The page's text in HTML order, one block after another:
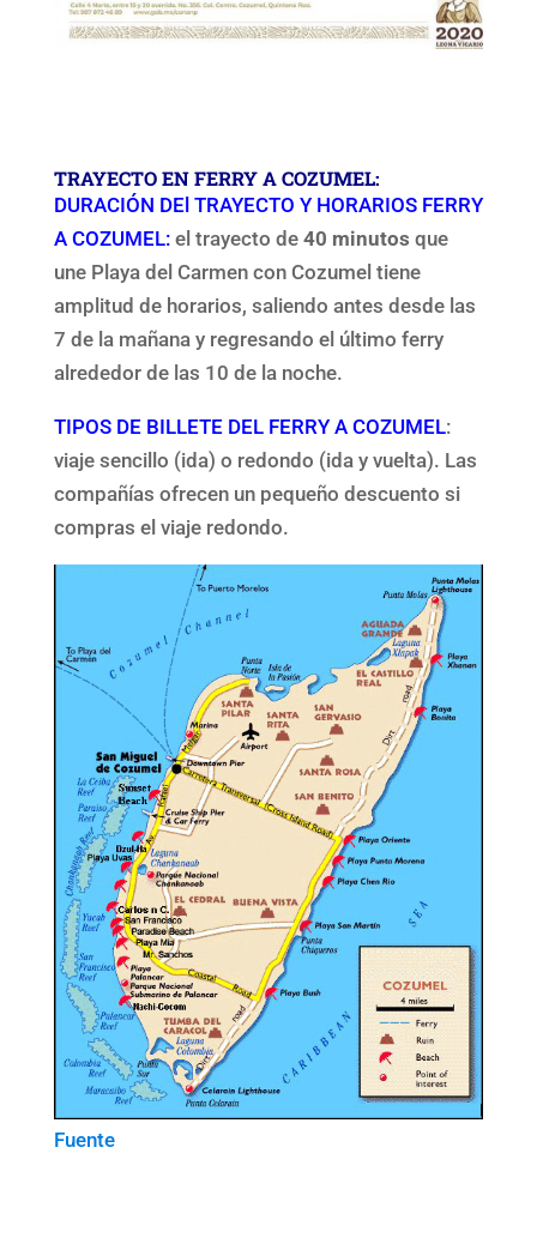
TRAYECTO EN FERRY A COZUMEL:
DURACIÓN DEl TRAYECTO Y HORARIOS FERRY
A COZUMEL:el trayecto de 40 minutos que
une Playa del Carmen con Cozumel tiene
amplitud de horarios, saliendo antes desde las
7 de la mañana y regresando el último ferry
alrededor de las 10 de la noche.
TIPOS DE BILLETE DEL FERRY A COZUMEL:
viaje sencillo (ida) o redondo (ida y vuelta). Las
compañías ofrecen un pequeño descuento si
compras el viaje redondo.
Fuente